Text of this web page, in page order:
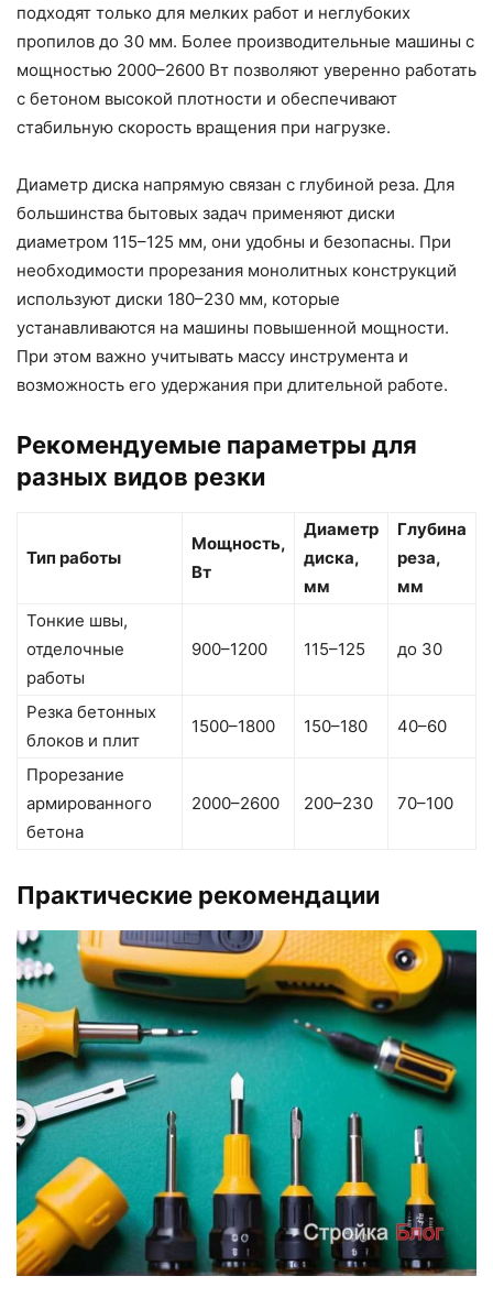
подходят только для мелких работ и неглубоких
пропилов до 30 мм. Более производительные машины с
мощностью 2000–2600 Вт позволяют уверенно работать
с бетоном высокой плотности и обеспечивают
стабильную скорость вращения при нагрузке.
Диаметр диска напрямую связан с глубиной реза. Для
большинства бытовых задач применяют диски
диаметром 115–125 мм, они удобны и безопасны. При
необходимости прорезания монолитных конструкций
используют диски 180–230 мм, которые
устанавливаются на машины повышенной мощности.
При этом важно учитывать массу инструмента и
возможность его удержания при длительной работе.
Рекомендуемые параметры для
разных видов резки
Тип работы
Мощность,
Вт
Диаметр
диска,
мм
Глубина
реза,
мм
Тонкие швы,
отделочные
работы
900–1200 115–125 до 30
Резка бетонных
блоков и плит
1500–1800 150–180 40–60
Прорезание
армированного
бетона
2000–2600 200–230 70–100
Практические рекомендации